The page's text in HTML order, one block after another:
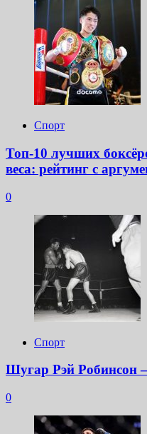
Спорт
Топ-10 лучших
веса: рейтинг с
0
Спорт
Шугар Рэй Робинсон
0